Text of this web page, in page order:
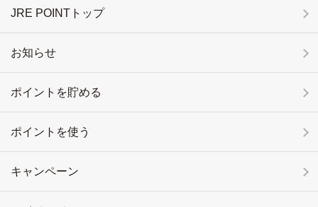
JRE POINTトップ
お知らせ
ポイントを貯める
ポイントを使う
キャンペーン